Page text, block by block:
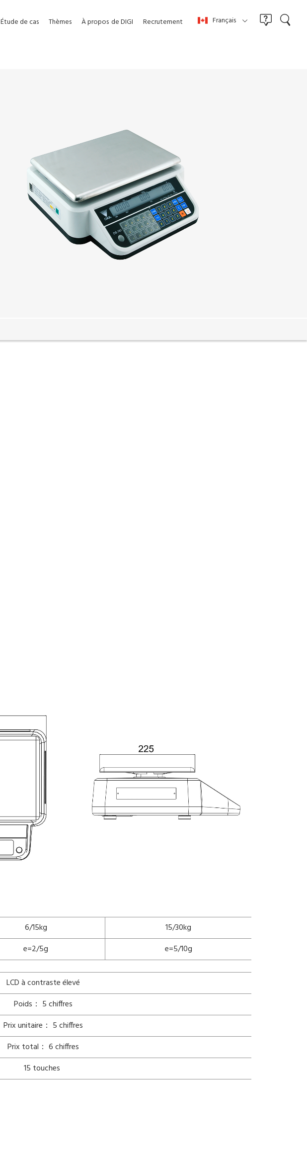
Étude de cas Thèmes À propos de DIGI Recrutement Français
6/15kg
15/30kg
e=2/5g e=5/10g
LCD à contraste élevé
Poids： 5 chiffres
Prix unitaire： 5 chiffres
Prix total： 6 chiffres
15 touches